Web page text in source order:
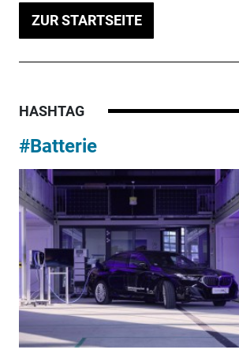
ZUR STARTSEITE
HASHTAG
#Batterie